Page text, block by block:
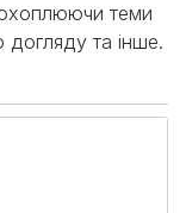
охоплюючи теми
та інше.